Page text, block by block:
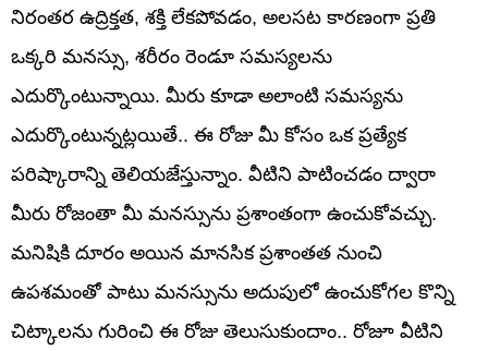
నిరంతర ఉద్రిక్తత, శక్తి లేకపోవడం, అలసట కారణంగా ప్రతి
ఒక్కరి మనస్సు, శరీరం రెండూ సమస్యలను
ఎదుర్కొంటున్నాయి. మీరు కూడా అలాంటి సమస్యను
ఎదుర్కొంటున్నట్లయితే.. ఈ రోజు మీ కోసం ఒక ప్రత్యేక
పరిష్కారాన్ని తెలియజేస్తున్నాం. వీటిని పాటించడం ద్వారా
మీరు రోజంతా మీ మనస్సును ప్రశాంతంగా ఉంచుకోవచ్చు.
మనిషికి దూరం అయిన మానసిక ప్రశాంతత నుంచి
ఉపశమంతో పాటు మనస్సును అదుపులో ఉంచుకోగల కొన్ని
చిట్కాలను గురించి ఈ రోజు తెలుసుకుందాం.. రోజూ వీటిని